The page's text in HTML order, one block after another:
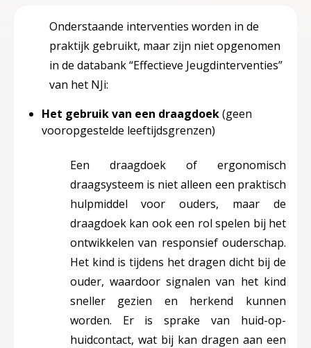
Onderstaande interventies worden in de
praktijk gebruikt, maar zijn niet opgenomen
in de databank “Effectieve Jeugdinterventies”
van het NJi:
Het gebruik van een draagdoek(geen
vooropgestelde leeftijdsgrenzen)
Een draagdoek of ergonomisch
draagsysteem is niet alleen een praktisch
hulpmiddel voor ouders, maar de
draagdoek kan ook een rol spelen bij het
ontwikkelen van responsief ouderschap.
Het kind is tijdens het dragen dicht bij de
ouder, waardoor signalen van het kind
sneller gezien en herkend kunnen
worden. Er is sprake van huid-op-
huidcontact, wat bij kan dragen aan een